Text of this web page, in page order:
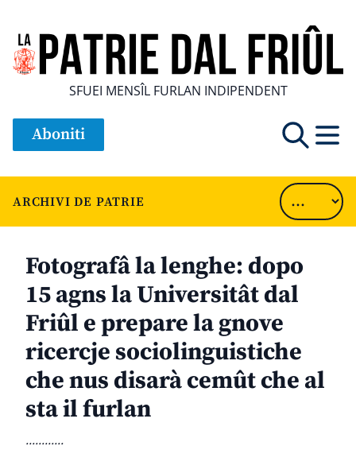
SFUEI MENSÎL FURLAN INDIPENDENT
Aboniti
ARCHIVI DE PATRIE
Fotografâ la lenghe: dopo
15 agns la Universitât dal
Friûl e prepare la gnove
ricercje sociolinguistiche
che nus disarà cemût che al
sta il furlan
............